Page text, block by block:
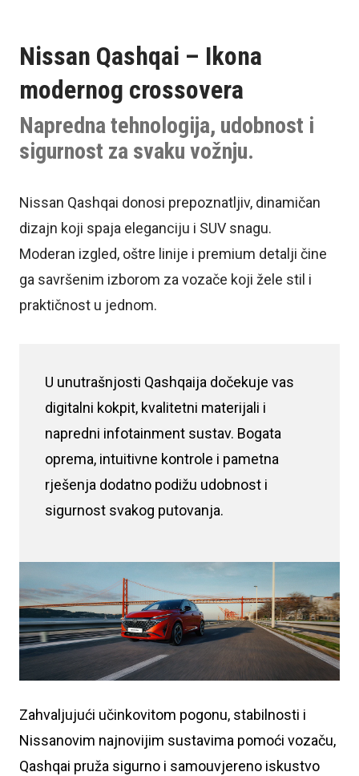
Nissan Qashqai – Ikona
modernog crossovera
Napredna tehnologija, udobnost i
sigurnost za svaku vožnju.
Nissan Qashqai donosi prepoznatljiv, dinamičan
dizajn koji spaja eleganciju i SUV snagu.
Moderan izgled, oštre linije i premium detalji čine
ga savršenim izborom za vozače koji žele stil i
praktičnost u jednom.
U unutrašnjosti Qashqaija dočekuje vas
digitalni kokpit, kvalitetni materijali i
napredni infotainment sustav. Bogata
oprema, intuitivne kontrole i pametna
rješenja dodatno podižu udobnost i
sigurnost svakog putovanja.
Zahvaljujući učinkovitom pogonu, stabilnosti i
Nissanovim najnovijim sustavima pomoći vozaču,
Qashqai pruža sigurno i samouvjereno iskustvo